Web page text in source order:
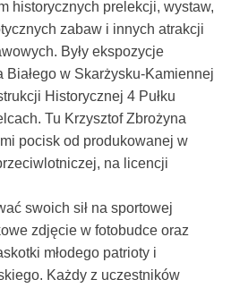
historycznych prelekcji, wystaw,
zabaw i innych atrakcji
Były ekspozycje
Białego w Skarżysku-Kamiennej
Historycznej 4 Pułku
Tu Krzysztof Zbrożyna
pocisk od produkowanej w
na licencji
swoich sił na sportowej
zdjęcie w fotobudce oraz
młodego patrioty i
Każdy z uczestników